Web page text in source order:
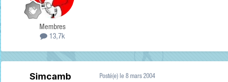
Membres
13,7k
Simcamb Posté(e) le 8 mars 2004